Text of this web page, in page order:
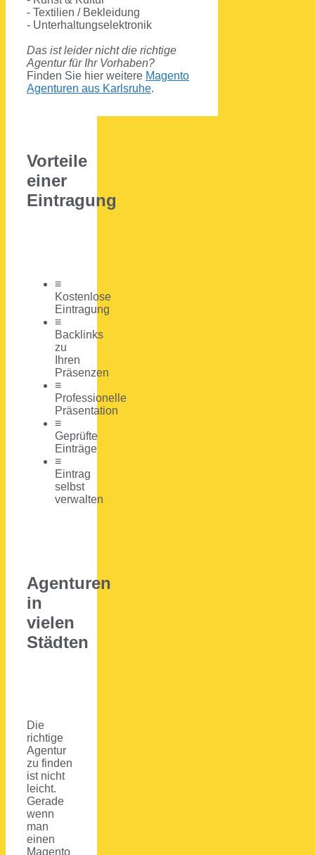
- Textilien / Bekleidung
- Unterhaltungselektronik
Das ist leider nicht die richtige
Agentur für Ihr Vorhaben?
Finden Sie hier weitere Magento
Agenturen aus Karlsruhe.
Vorteile
einer
Eintragung
≡
Kostenlose
Eintragung
≡
Backlinks
zu
Ihren
Präsenzen
≡
Professionelle
Präsentation
≡
Geprüfte
Einträge
≡
Eintrag
selbst
verwalten
Agenturen
in
vielen
Städten
Die
richtige
Agentur
zu finden
ist nicht
leicht.
Gerade
wenn
man
einen
Magento